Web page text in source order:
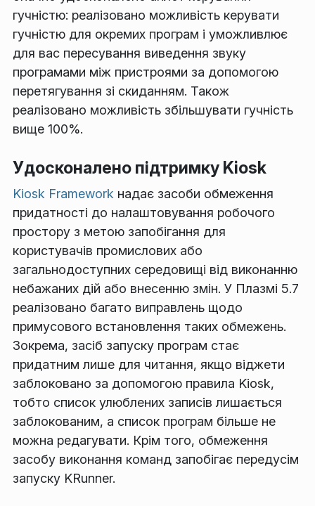
гучністю: реалізовано можливість керувати
гучністю для окремих програм і уможливлює
для вас пересування виведення звуку
програмами між пристроями за допомогою
перетягування зі скиданням. Також
реалізовано можливість збільшувати гучність
вище 100%.
Удосконалено підтримку Kiosk
Kiosk Framework надає засоби обмеження
придатності до налаштовування робочого
простору з метою запобігання для
користувачів промислових або
загальнодоступних середовищі від виконанню
небажаних дій або внесенню змін. У Плазмі 5.7
реалізовано багато виправлень щодо
примусового встановлення таких обмежень.
Зокрема, засіб запуску програм стає
придатним лише для читання, якщо віджети
заблоковано за допомогою правила Kiosk,
тобто список улюблених записів лишається
заблокованим, а список програм більше не
можна редагувати. Крім того, обмеження
засобу виконання команд запобігає передусім
запуску KRunner.